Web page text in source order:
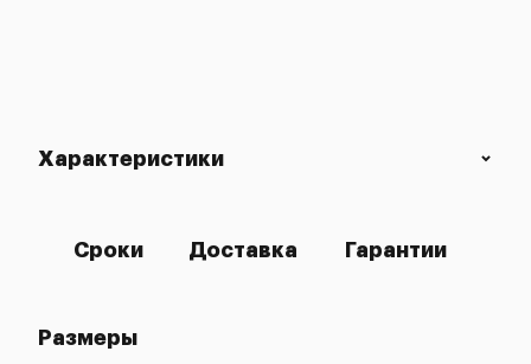
Характеристики
Гарантии
Доставка
Сроки
Размеры